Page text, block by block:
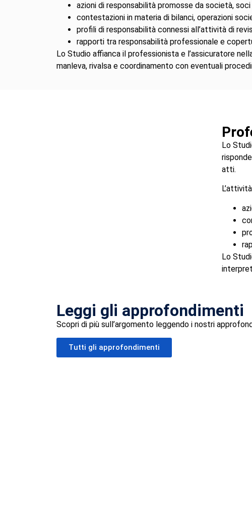
azioni di responsabilità promosse da società,
contestazioni in materia di bilanci, operazioni
profili di responsabilità connessi all’attività di
rapporti tra responsabilità professionale e
Lo Studio affianca il professionista e l’assicuratore
manleva, rivalsa e coordinamento con eventuali
Lo
atti.
Lo
Leggi gli approfondimenti
Scopri di più sull’argomento leggendo i nostri
Tutti gli approfondimenti